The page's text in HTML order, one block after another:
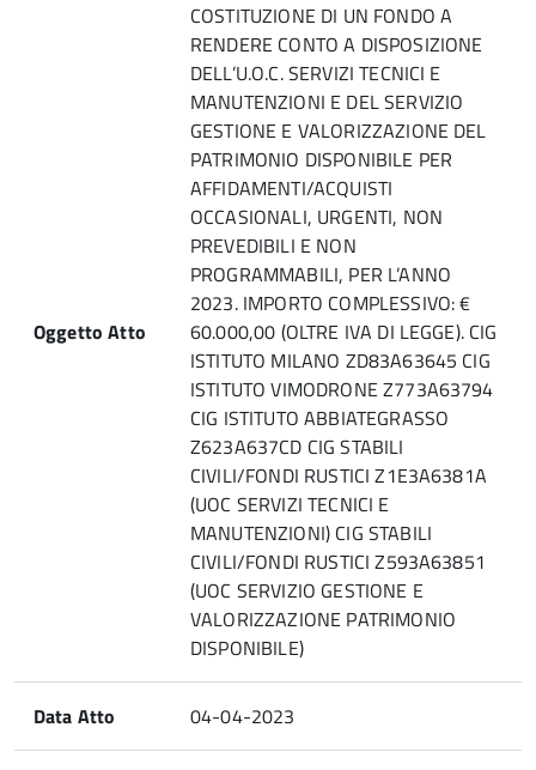
Oggetto Atto
COSTITUZIONE DI UN FONDO A
RENDERE CONTO A DISPOSIZIONE
DELL’U.O.C. SERVIZI TECNICI E
MANUTENZIONI E DEL SERVIZIO
GESTIONE E VALORIZZAZIONE DEL
PATRIMONIO DISPONIBILE PER
AFFIDAMENTI/ACQUISTI
OCCASIONALI, URGENTI, NON
PREVEDIBILI E NON
PROGRAMMABILI, PER L’ANNO
2023. IMPORTO COMPLESSIVO: €
60.000,00 (OLTRE IVA DI LEGGE). CIG
ISTITUTO MILANO ZD83A63645 CIG
ISTITUTO VIMODRONE Z773A63794
CIG ISTITUTO ABBIATEGRASSO
Z623A637CD CIG STABILI
CIVILI/FONDI RUSTICI Z1E3A6381A
(UOC SERVIZI TECNICI E
MANUTENZIONI) CIG STABILI
CIVILI/FONDI RUSTICI Z593A63851
(UOC SERVIZIO GESTIONE E
VALORIZZAZIONE PATRIMONIO
DISPONIBILE)
Data Atto 04-04-2023